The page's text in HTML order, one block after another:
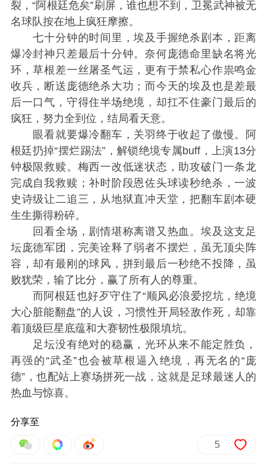
裂，“阿根廷危矣”刷屏，谁也想不到，卫冕武神被无
名球队按在地上疯狂摩擦。
七十分钟的时间里，埃及手握绝杀剧本，距离
爆冷封神只差最后十分钟。奈何庞德命里缺名将光
环，草根差一丝屠圣气运，更有于禁私心作祟鸣金
收兵，断送庞德绝杀大功；而今天的埃及也是差最
后一口气，守得住半场绝境，却扛不住豪门最后的
疯狂，努力全到位，结局看天意。
眼看就要爆冷翻车，关羽终于收起了傲慢。阿
根廷扔掉“摆烂踢法”，解锁绝境专属buff，上演13分
钟极限救赎。梅西一改低迷状态，助攻破门一条龙
完成自我救赎；补时阶段恩佐头球读秒绝杀，一波
史诗级让二追三，从地狱直冲天堂，把翻车剧本硬
生生撕得粉碎。
回看全场，剧情堪称离谱又热血。埃及这支足
坛庞德军团，完美诠释了弱者不摆烂，虽无顶尖阵
容，却有最刚的球风，拼到最后一秒绝不投降，虽
败犹荣，输了比分，赢了所有人的尊重。
而阿根廷也好歹守住了“顺风必浪爱挖坑，绝境
大心脏能翻盘”的人设，习惯性开局轻敌作死，却靠
着顶级巨星底蕴和大赛韧性极限填坑。
足坛没有绝对的稳赢，光环从来不能定胜负，
再强的“武圣”也会被草根逼入绝境，再无名的“庞
德”，也配站上赛场拼死一战，这就是足球最迷人的
热血与惊喜。
分享至
5